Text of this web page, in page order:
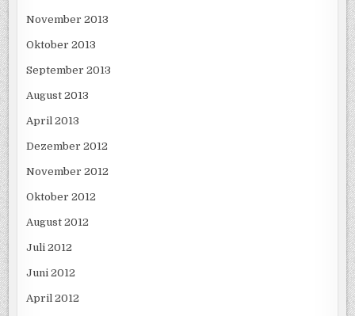
November 2013
Oktober 2013
September 2013
August 2013
April 2013
Dezember 2012
November 2012
Oktober 2012
August 2012
Juli 2012
Juni 2012
April 2012